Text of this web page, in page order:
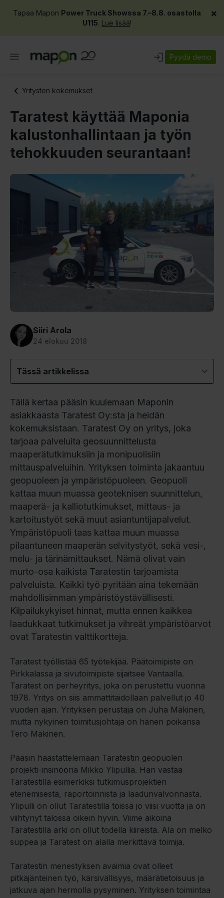
Tapaa Mapon Power Truck Showssa 7.–8.8. osastolla
U115. Lue lisää!
×
Pyydä demo
Yritysten kokemukset
Taratest käyttää Maponia
kalustonhallintaan ja työn
tehokkuuden seurantaan!
Siiri Arola
24 elokuu 2018
Tässä artikkelissa
Tällä kertaa pääsin kuulemaan Maponin
asiakkaasta Taratest Oy:sta ja heidän
kokemuksistaan. Taratest Oy on yritys, joka
tarjoaa palveluita geosuunnittelusta
maaperätutkimuksiin ja monipuolisiin
mittauspalveluihin. Yrityksen toiminta jakaantuu
geopuoleen ja ympäristöpuoleen. Geopuoli
kattaa muun muassa geoteknisen suunnittelun,
maaperä- ja kalliotutkimukset, mittaus- ja
kartoitustyöt sekä muut asiantuntijapalvelut.
Ympäristöpuoli taas kattaa muun muassa
pilaantuneen maaperän selvitystyöt, sekä vesi-,
melu- ja tärinämittaukset. Nämä olivat vain
murto-osa kaikista Taratestin tarjoamista
palveluista. Kaikki työ pyritään aina tekemään
mahdollisimman ympäristöystävällisesti.
Kilpailukykyiset hinnat, mutta ennen kaikkea
laadukkaat tutkimukset ja vihreät ympäristöarvot
ovat Taratestin valttikortteja.
Taratest työllistää 65 työtekijää. Päätoimipiste on
Pirkkalassa ja sivutoimipiste sijaitsee Vantaalla.
Taratest on perheyritys, joka on perustettu vuonna
1978. Yritys on siis ammattitaidollaan palvellut jo 40
vuoden ajan. Yrityksen perustaja on Juha Mäkinen,
mutta nykyinen toimitusjohtaja on hänen poikansa
Tero Mäkinen.
Pääsin haastattelemaan Taratestin geopuolen
projekti-insinööriä Mikko Ylipullia. Hän vastaa
Taratestillä esimerkiksi tutkimusprojektien
etenemisestä, raportoinnista ja laadunvalvonnasta.
Ylipulli on ollut Taratestillä töissä jo viisi vuotta ja on
viihtynyt talossa oikein hyvin. Viime aikoina
Taratestillä arki on ollut todella kiireistä. Ala on melko
suppea ja Taratest on alalla merkittävä toimija.
Taratestin menestyksen avaimia ovat olleet
pitkäjänteinen työ, kärsivällisyys, määrätietoisuus ja
jatkuva ajan hermolla pysyminen. Yrityksen toimintaa